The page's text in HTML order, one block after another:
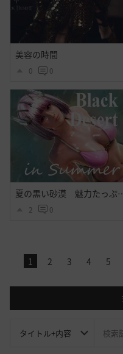
美容の時間
0 0
夏の黒い砂漠 魅力た
2 0
1 2 3 4 5